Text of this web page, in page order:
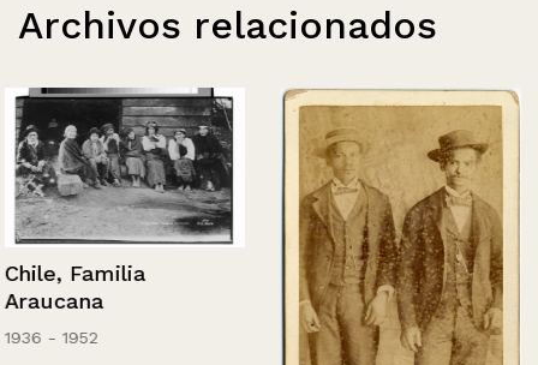
Archivos relacionados
Chile, Familia
Araucana
1936 - 1952